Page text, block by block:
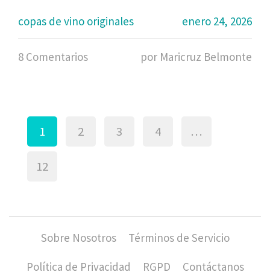
copas de vino originales
enero 24, 2026
8 Comentarios por Maricruz Belmonte
1 2 3 4 …
12
Sobre Nosotros
Términos de Servicio
Política de Privacidad
RGPD Contáctanos